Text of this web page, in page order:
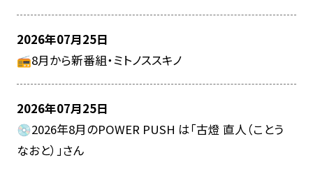
2026年07月25日
📻8月から新番組・ミトノススキノ
2026年07月25日
💿2026年8月のPOWER PUSH は「古燈 直人（ことう
なおと）」さん